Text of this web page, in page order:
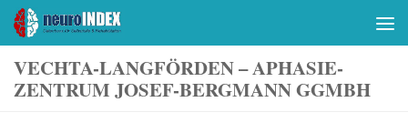
Skip to content
VECHTA-LANGFÖRDEN – APHASIE-
ZENTRUM JOSEF-BERGMANN GGMBH